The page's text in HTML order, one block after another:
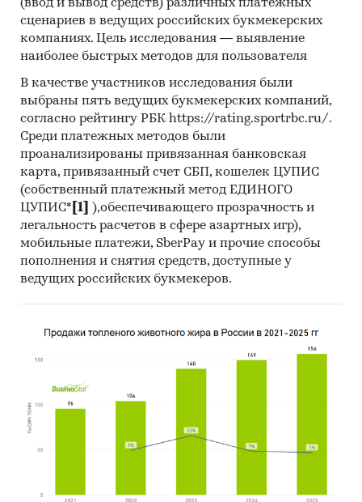
TOVARNA LEPIL D.O.O., BIOSAFETY UNION CORP
FZCO, GLOMERCE & LOGISTIC SP. Z.O.O., AMPEX,
DAGE CAPITAL UAB, SHANDONG LONLEA IMPORT
& EXPORT CO., LTD, BOSTIK LTD, WEIFANG
XINDONG YUAN ADHESIVE CO., LTD, HT2 LTD
В разделе `Экспорт` рассмотрены российские
экспортеры:
ООО `ДЕКОР`, ИП КУРКИН А.Г., ООО `ПЕРФЕКТ`,
ООО `СМАРТТРЕЙДИНГ`, ООО `СИБИРСКИЙ
ТОРГОВЫЙ ДОМ`, ООО `СМАРТ ГРЕЙН`, ООО `К-
ФЛЕКС`, ООО `ТПГ `СОЛИД`, ООО `ТК
`ГЕОТРАНСКОМ`, ООО `АГРО ЛУКРУМ
ДЖЕНЕРАНДИ РУС`, ООО `ОРГАНИКА`, ООО
`БЭСТ ПРАЙС ЭКСПОРТ`, ИП ПРИТВОРОВ Н.А.,
ООО `ЭК ИДЕАЛ ЗАПАД`, ООО `ТОРГОВЫЙ ДОМ
`КУДО`, ООО `ТЕХИНДУСТРИЯ`, ООО `ПОЛИНОР
РУС`, ООО `ОРАК`, ООО `ХЕНКЕЛЬ РУС`, ООО
Выдержки из исследования:
- Сальдо торгового баланса было
отрицательное и составляло 1,5 тыс.т.
- Главными игроками среди российских
производителей являются ООО `ЛАБ
ФИЛЛИНГ`.
(ввод и вывод средств) различных платежных
сценариев в ведущих российских букмекерских
компаниях. Цель исследования — выявление
наиболее быстрых методов для пользователя
В качестве участников исследования были
выбраны пять ведущих букмекерских компаний,
согласно рейтингу РБК https://rating.sportrbc.ru/.
Среди платежных методов были
проанализированы привязанная банковская
карта, привязанный счет СБП, кошелек ЦУПИС
(собственный платежный метод ЕДИНОГО
ЦУПИС* [1]
),обеспечивающего прозрачность и
легальность расчетов в сфере азартных игр),
мобильные платежи, SberPay и прочие способы
пополнения и снятия средств, доступные у
ведущих российских букмекеров.